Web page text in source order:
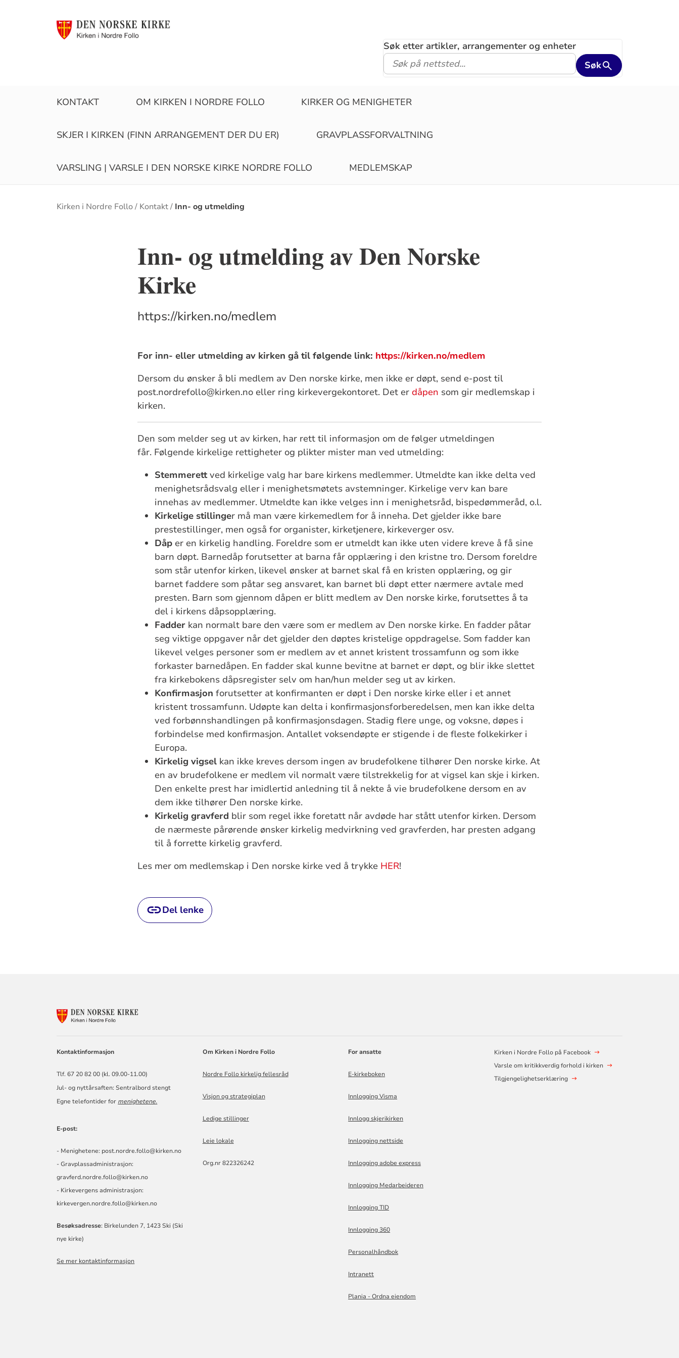
Søk etter artikler, arrangementer og enheter
Søk
KONTAKT OM KIRKEN I NORDRE FOLLO KIRKER OG MENIGHETER
SKJER I KIRKEN (FINN ARRANGEMENT DER DU ER) GRAVPLASSFORVALTNING
VARSLING | VARSLE I DEN NORSKE KIRKE NORDRE FOLLO MEDLEMSKAP
Brødsmulesti
Kirken i Nordre Follo Kontakt Inn- og utmelding
Inn- og utmelding av Den Norske
Kirke
https://kirken.no/medlem
For inn- eller utmelding av kirken gå til følgende link: https://kirken.no/medlem
Dersom du ønsker å bli medlem av Den norske kirke, men ikke er døpt, send e-post til
post.nordrefollo@kirken.no eller ring kirkevergekontoret. Det er dåpen som gir medlemskap i
kirken.
Den som melder seg ut av kirken, har rett til informasjon om de følger utmeldingen
får. Følgende kirkelige rettigheter og plikter mister man ved utmelding:
Stemmerettved kirkelige valg har bare kirkens medlemmer. Utmeldte kan ikke delta ved
menighetsrådsvalg eller i menighetsmøtets avstemninger. Kirkelige verv kan bare
innehas av medlemmer. Utmeldte kan ikke velges inn i menighetsråd, bispedømmeråd, o.l.
Kirkelige stillinger må man være kirkemedlem for å inneha. Det gjelder ikke bare
prestestillinger, men også for organister, kirketjenere, kirkeverger osv.
Dåper en kirkelig handling. Foreldre som er utmeldt kan ikke uten videre kreve å få sine
barn døpt. Barnedåp forutsetter at barna får opplæring i den kristne tro. Dersom foreldre
som står utenfor kirken, likevel ønsker at barnet skal få en kristen opplæring, og gir
barnet faddere som påtar seg ansvaret, kan barnet bli døpt etter nærmere avtale med
presten. Barn som gjennom dåpen er blitt medlem av Den norske kirke, forutsettes å ta
del i kirkens dåpsopplæring.
Fadderkan normalt bare den være som er medlem av Den norske kirke. En fadder påtar
seg viktige oppgaver når det gjelder den døptes kristelige oppdragelse. Som fadder kan
likevel velges personer som er medlem av et annet kristent trossamfunn og som ikke
forkaster barnedåpen. En fadder skal kunne bevitne at barnet er døpt, og blir ikke slettet
fra kirkebokens dåpsregister selv om han/hun melder seg ut av kirken.
Konfirmasjon forutsetter at konfirmanten er døpt i Den norske kirke eller i et annet
kristent trossamfunn. Udøpte kan delta i konfirmasjonsforberedelsen, men kan ikke delta
ved forbønnshandlingen på konfirmasjonsdagen. Stadig flere unge, og voksne, døpes i
forbindelse med konfirmasjon. Antallet voksendøpte er stigende i de fleste folkekirker i
Europa.
Kirkelig vigselkan ikke kreves dersom ingen av brudefolkene tilhører Den norske kirke. At
en av brudefolkene er medlem vil normalt være tilstrekkelig for at vigsel kan skje i kirken.
Den enkelte prest har imidlertid anledning til å nekte å vie brudefolkene dersom en av
dem ikke tilhører Den norske kirke.
Kirkelig gravferd blir som regel ikke foretatt når avdøde har stått utenfor kirken. Dersom
de nærmeste pårørende ønsker kirkelig medvirkning ved gravferden, har presten adgang
til å forrette kirkelig gravferd.
Les mer om medlemskap i Den norske kirke ved å trykke HER!
Del lenke
KIRKELIGE
Kontaktinformasjon
Tlf. 67 20 82 00 (kl. 09.00-11.00)
Jul- og nyttårsaften: Sentralbord stengt
Egne telefontider for menighetene.
E-post:
- Menighetene: post.nordre.follo@kirken.no
- Gravplassadministrasjon:
gravferd.nordre.follo@kirken.no
- Kirkevergens administrasjon:
kirkevergen.nordre.follo@kirken.no
Besøksadresse: Birkelunden 7, 1423 Ski (Ski
nye kirke)
Se mer kontaktinformasjon
Om Kirken i Nordre Follo
Nordre Follo kirkelig fellesråd
Visjon og strategiplan
Ledige stillinger
Leie lokale
Org.nr 822326242
For ansatte
E-kirkeboken
Innlogging Visma
Innlogg skjerikirken
Innlogging nettside
Innlogging adobe express
Innlogging Medarbeideren
Innlogging TID
Innlogging 360
Personalhåndbok
Intranett
Plania - Ordna eiendom
Kirken i Nordre Follo på Facebook
Varsle om kritikkverdig forhold i kirken
Tilgjengelighetserklæring